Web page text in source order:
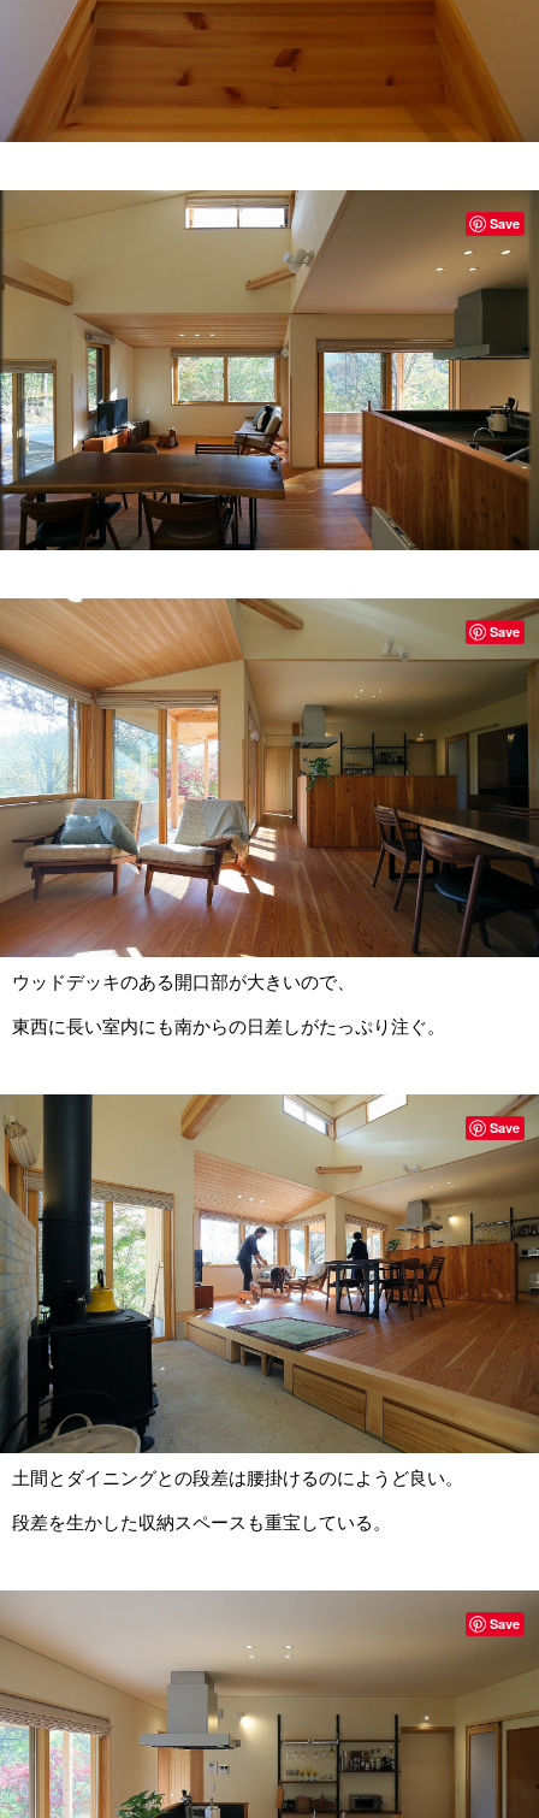
Save
ウッドデッキのある開口部が大きいので、
東西に長い室内にも南からの日差しがたっぷり注ぐ。
Save
土間とダイニングとの段差は腰掛けるのにようど良い。
段差を生かした収納スペースも重宝している。
Save
Save